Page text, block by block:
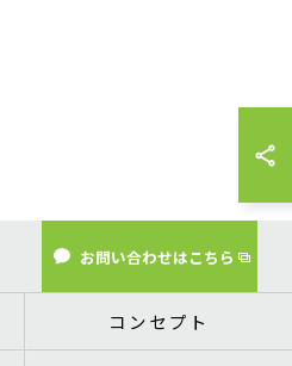
お問い合わせはこちら
コンセプト